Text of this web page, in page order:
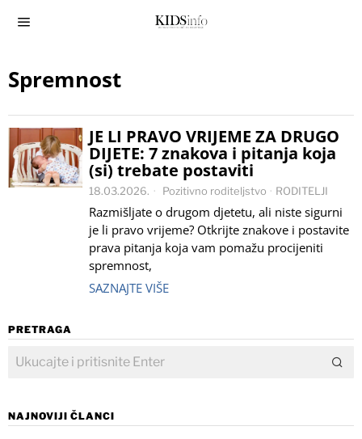
Spremnost
JE LI PRAVO VRIJEME ZA DRUGO
DIJETE: 7 znakova i pitanja koja
(si) trebate postaviti
18.03.2026. Pozitivno roditeljstvo · RODITELJI
Razmišljate o drugom djetetu, ali niste sigurni
je li pravo vrijeme? Otkrijte znakove i postavite
prava pitanja koja vam pomažu procijeniti
spremnost,
SAZNAJTE VIŠE
PRETRAGA
NAJNOVIJI ČLANCI